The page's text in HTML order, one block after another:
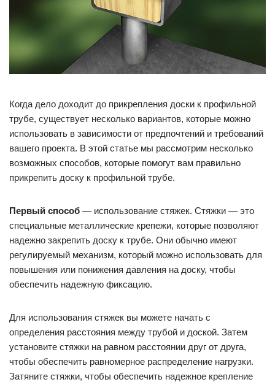
Когда дело доходит до прикрепления доски к профильной
трубе, существует несколько вариантов, которые можно
использовать в зависимости от предпочтений и требований
вашего проекта. В этой статье мы рассмотрим несколько
возможных способов, которые помогут вам правильно
прикрепить доску к профильной трубе.
Первый способ — использование стяжек. Стяжки — это
специальные металлические крепежи, которые позволяют
надежно закрепить доску к трубе. Они обычно имеют
регулируемый механизм, который можно использовать для
повышения или понижения давления на доску, чтобы
обеспечить надежную фиксацию.
Для использования стяжек вы можете начать с
определения расстояния между трубой и доской. Затем
установите стяжки на равном расстоянии друг от друга,
чтобы обеспечить равномерное распределение нагрузки.
Затяните стяжки, чтобы обеспечить надежное крепление